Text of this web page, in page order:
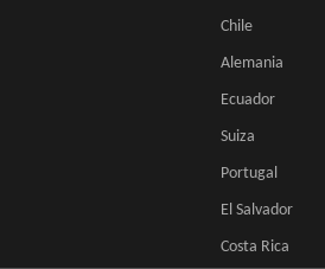
Chile
Alemania
Ecuador
Suiza
Portugal
El Salvador
Costa Rica